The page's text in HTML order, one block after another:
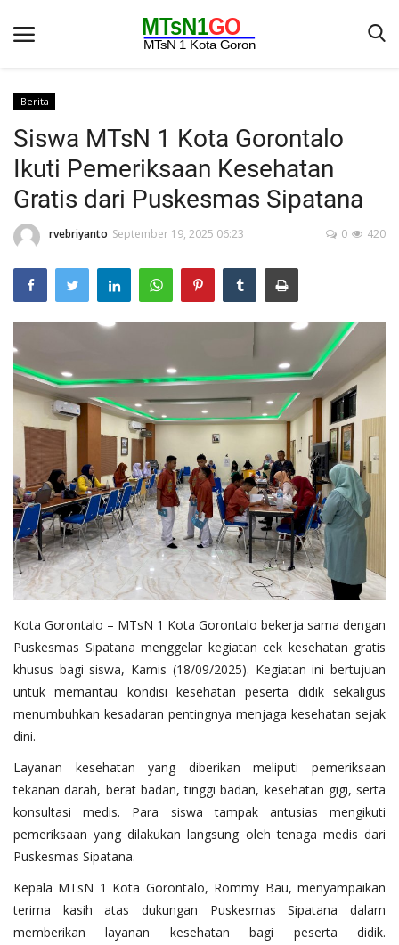
Beranda
Berita
Kontak
Galeri
OPINI
Syarat dan Ketentuan
Pengumuman
Layanan Publik
Whistleblowing System
Tentang Kami
Berita
Siswa MTsN 1 Kota Gorontalo
Ikuti Pemeriksaan Kesehatan
Gratis dari Puskesmas Sipatana
rvebriyanto September 19, 2025 06:23 420
0
Kota Gorontalo – MTsN 1 Kota Gorontalo bekerja sama dengan
Puskesmas Sipatana menggelar kegiatan cek kesehatan gratis
khusus bagi siswa, Kamis (18/09/2025). Kegiatan ini bertujuan
untuk memantau kondisi kesehatan peserta didik sekaligus
menumbuhkan kesadaran pentingnya menjaga kesehatan sejak
dini.
Layanan kesehatan yang diberikan meliputi pemeriksaan
tekanan darah, berat badan, tinggi badan, kesehatan gigi, serta
konsultasi medis. Para siswa tampak antusias mengikuti
pemeriksaan yang dilakukan langsung oleh tenaga medis dari
Puskesmas Sipatana.
Kepala MTsN 1 Kota Gorontalo, Rommy Bau, menyampaikan
terima kasih atas dukungan Puskesmas Sipatana dalam
memberikan layanan kesehatan bagi peserta didik.